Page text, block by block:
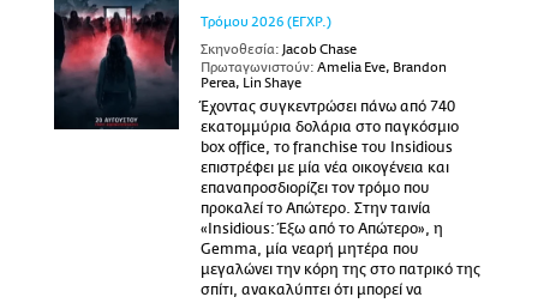
Τρόμου 2026 (ΕΓΧΡ.)
Σκηνοθεσία: Jacob Chase
Πρωταγωνιστούν: Amelia Eve, Brandon
Perea, Lin Shaye
Έχοντας συγκεντρώσει πάνω από 740
εκατομμύρια δολάρια στο παγκόσμιο
box office, το franchise του Insidious
επιστρέφει με μία νέα οικογένεια και
επαναπροσδιορίζει τον τρόμο που
προκαλεί το Απώτερο. Στην ταινία
«Insidious: Έξω από το Απώτερο», η
Gemma, μία νεαρή μητέρα που
μεγαλώνει την κόρη της στο πατρικό της
σπίτι, ανακαλύπτει ότι μπορεί να